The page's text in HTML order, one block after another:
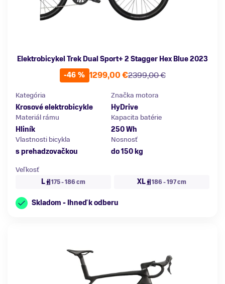
Elektrobicykel Trek Dual Sport+ 2 Stagger Hex Blue 2023
-46 %
2399,00 €
1299,00 €
Kategória
Krosové elektrobicykle
Značka motora
HyDrive
Materiál rámu
Hliník
Kapacita batérie
250 Wh
Vlastnosti bicykla
s prehadzovačkou
Nosnosť
do 150 kg
Veľkosť
L
175 - 186 cm XL 186 - 197 cm
Skladom - Ihneď k odberu